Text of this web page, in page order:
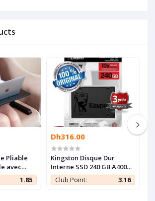
Pliable
avec
1.85
Dh316.00
Kingston Disque Dur
Interne SSD 240 GB A400
SATA 2.5" - Garantie de 3
ans
Club Point: 3.16